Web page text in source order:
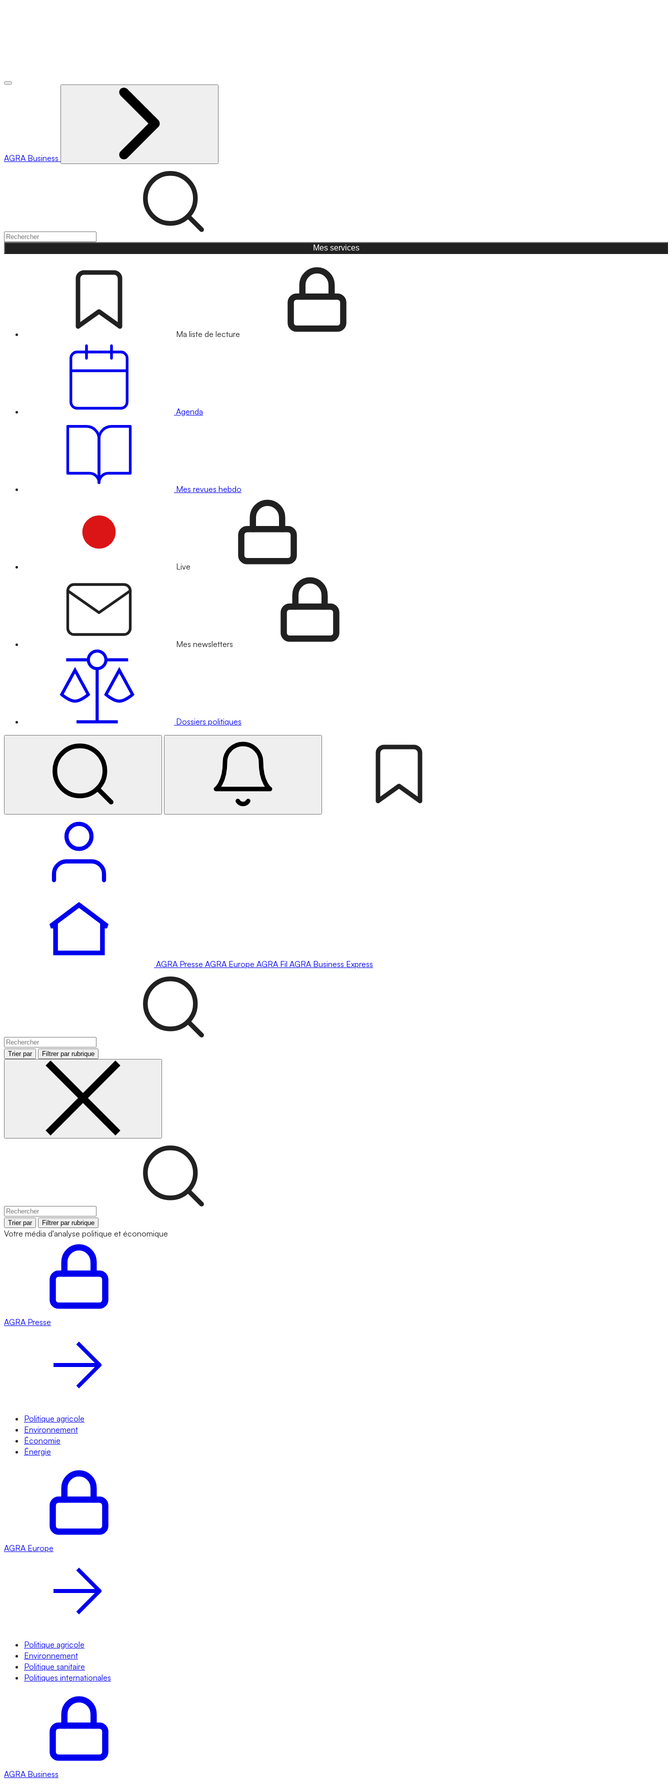
AGRA Business
Mes services
Ma liste de lecture
Agenda
Mes revues hebdo
Live
Mes newsletters
Dossiers politiques
AGRA Presse AGRA Europe AGRA Fil AGRA Business Express
Trier par Filtrer par rubrique
Trier par Filtrer par rubrique
Votre média d'analyse politique et économique
AGRA Presse
Politique agricole
Environnement
Économie
Énergie
AGRA Europe
Politique agricole
Environnement
Politique sanitaire
Politiques internationales
AGRA Business